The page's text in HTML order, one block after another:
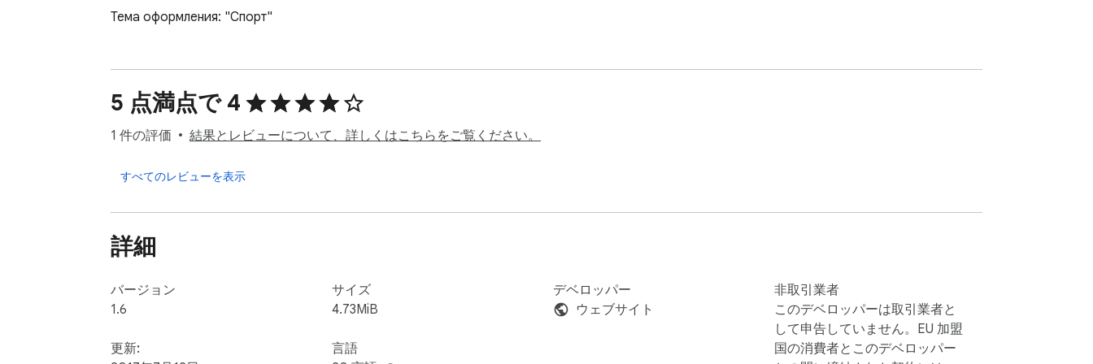
Тема оформления: "Спорт"
5 点満点で 4
1 件の評価 結果とレビューについて、詳しくはこちらをご覧ください。
すべてのレビューを表示
詳細
バージョン
1.6
更新:
サイズ
4.73MiB
言語
デベロッパー
ウェブサイト
非取引業者
このデベロッパーは取引業者と
して申告していません。EU 加盟
国の消費者とこのデベロッパー